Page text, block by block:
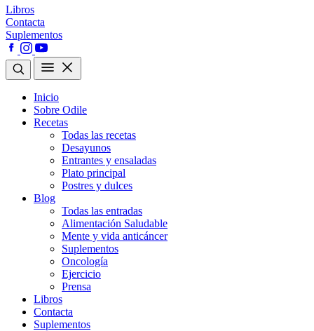
Libros
Contacta
Suplementos
Inicio
Sobre Odile
Recetas
Todas las recetas
Desayunos
Entrantes y ensaladas
Plato principal
Postres y dulces
Blog
Todas las entradas
Alimentación Saludable
Mente y vida anticáncer
Suplementos
Oncología
Ejercicio
Prensa
Libros
Contacta
Suplementos